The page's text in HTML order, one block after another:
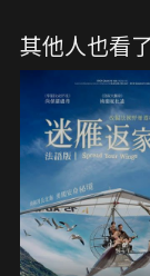
馬，有了許多時
有了感情，也
段非凡旅程。
其他人也看了